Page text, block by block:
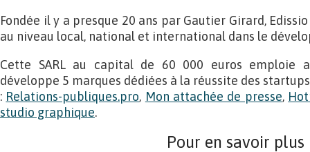
Fondée il y a presque 20 ans par Gautier Girard,
au niveau local, national et international dans le
Cette SARL au capital de 60 000 euros emploie
développe 5 marques dédiées à la réussite des
: Relations-publiques.pro, Mon attachée de presse,
studio graphique.
Pour en savoir plus